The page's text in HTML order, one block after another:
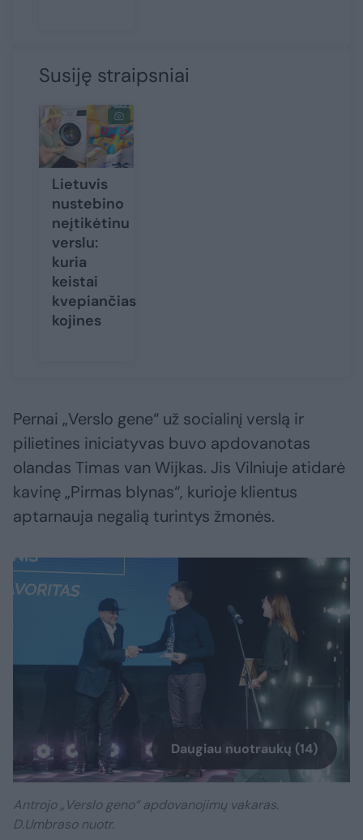
Susiję straipsniai
Lietuvis
nustebino
neįtikėtinu
verslu:
kuria
keistai
kvepiančias
kojines
Pernai „Verslo gene“ už socialinį verslą ir
pilietines iniciatyvas buvo apdovanotas
olandas Timas van Wijkas. Jis Vilniuje atidarė
kavinę „Pirmas blynas“, kurioje klientus
aptarnauja negalią turintys žmonės.
Daugiau nuotraukų (14)
Antrojo „Verslo geno“ apdovanojimų vakaras.
D.Umbraso nuotr.